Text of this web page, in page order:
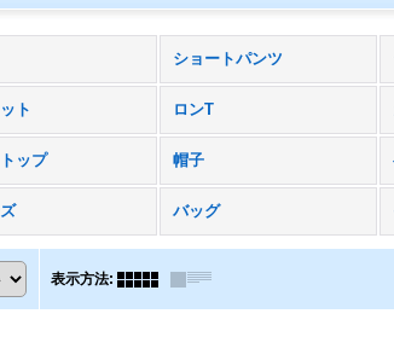
ショートパンツ
ト ロンT
ップ 帽子
バッグ
表示方法: